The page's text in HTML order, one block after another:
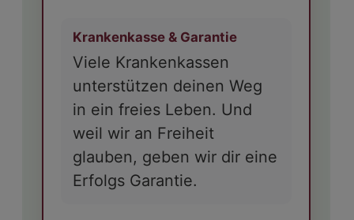
Krankenkasse & Garantie
Viele Krankenkassen
unterstützen deinen Weg
in ein freies Leben. Und
weil wir an Freiheit
glauben, geben wir dir eine
Erfolgs Garantie.